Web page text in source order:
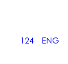
124 ENG